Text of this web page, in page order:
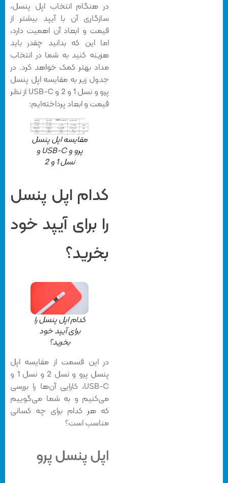
در هنگام انتخاب اپل پنسل،
سازگاری آن با آیپد بیشتر از
قیمت و ابعاد آن اهمیت دارد،
اما این که بدانید چقدر باید
هزینه کنید به شما در انتخاب
مداد بهتر کمک خواهد کرد. در
جدول زیر به مقایسه اپل پنسل
پرو و نسل 1 و 2 و USB-C از نظر
قیمت و ابعاد پرداخته‌ایم:
مقایسه اپل پنسل
پرو و USB-C و
نسل 1 و 2
کدام اپل پنسل
را برای آیپد خود
بخرید؟
کدام اپل پنسل را
برای آیپد خود
بخرید؟
در این قسمت از مقایسه اپل
پنسل پرو و نسل 2 و نسل 1 و
USB-C، کارایی آن‌ها را بررسی
می‌کنیم و به شما می‌گوییم
که هر کدام برای چه کسانی
مناسب است؟
اپل پنسل پرو